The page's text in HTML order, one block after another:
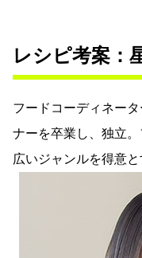
レシピ考案：
フードコーディネー
ナーを卒業し、独立
広いジャンルを得意と